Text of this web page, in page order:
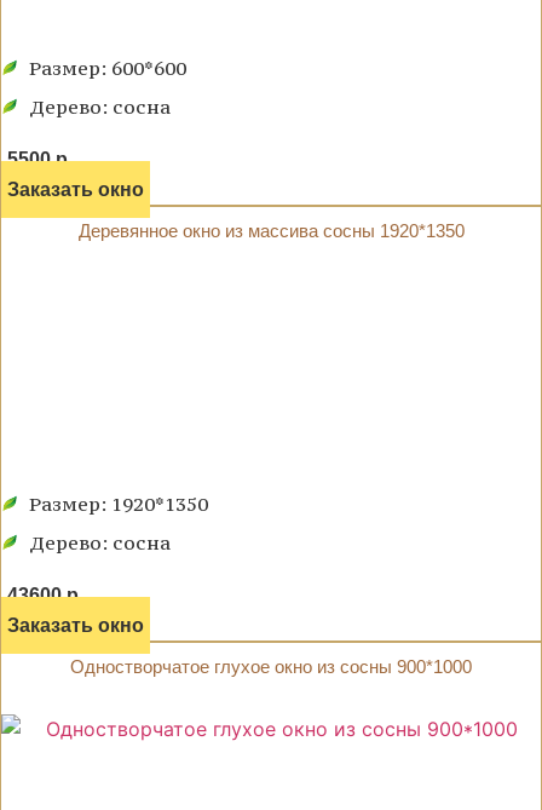
Размер: 600*600
Дерево: сосна
5500 р.
Заказать окно
Деревянное окно из массива сосны 1920*1350
Размер: 1920*1350
Дерево: сосна
43600 р.
Заказать окно
Одностворчатое глухое окно из сосны 900*1000